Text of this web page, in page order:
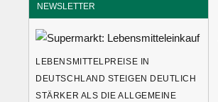
NEWSLETTER
LEBENSMITTELPREISE IN
DEUTSCHLAND STEIGEN DEUTLICH
STÄRKER ALS DIE ALLGEMEINE